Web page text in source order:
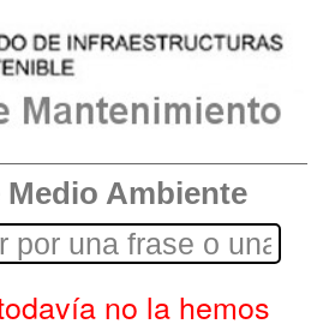
Ambiente
no la hemos